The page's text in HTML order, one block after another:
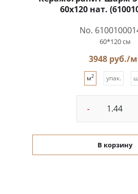
60x120 нат.
No.
60*120 см
3948 руб./м
м2 упак.
-
В корзину